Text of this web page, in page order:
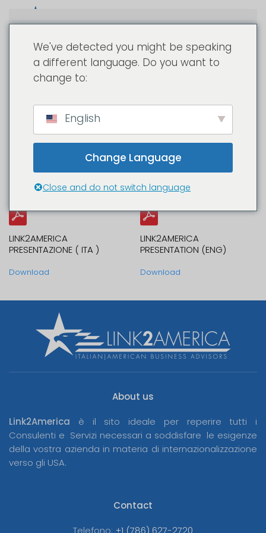
PRESENTAZIONI
LINK@AMERICA
Docs to download
LINK2AMERICA
PRESENTAZIONE ( ITA )
Download
LINK2AMERICA
PRESENTATION (ENG)
Download
About us
Link2America è il sito ideale per reperire tutti i
Consulenti e Servizi necessari a soddisfare le esigenze
della vostra azienda in materia di internazionalizzazione
verso gli USA.
Contact
Telefono: +1 (786) 627-2720
We've detected you might be speaking
a different language. Do you want to
change to:
English
Change Language
Close and do not switch language